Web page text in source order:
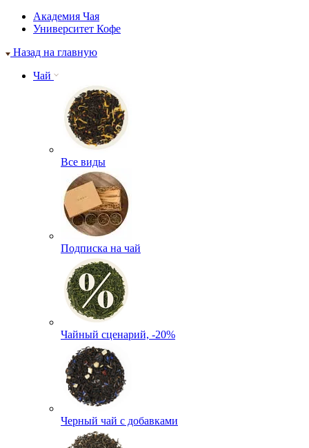
Академия Чая
Университет Кофе
Назад на главную
Чай
Все виды
Подписка на чай
Чайный сценарий, -20%
Черный чай с добавками